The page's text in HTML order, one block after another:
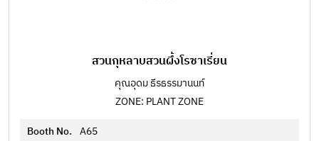
สวนกุหลาบสวนผึ้งโรซาเรี่ยน
คุณอุดม ธีรธรรมานนท์
ZONE: PLANT ZONE
Booth No. A65